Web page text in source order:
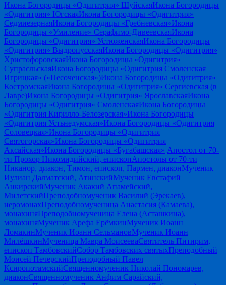
Икона Богородицы «Одигитрия» ШуйскаяИкона Богородицы
«Одигитрия» ЮгскаяИкона Богородицы «Одигитрия»
СедмиезернаяИкона Богородицы «Гребневская»Икона
Богородицы «Умиление» Серафимо-ДивеевскаяИкона
Богородицы «Одигитрия» УстюженскаяИкона Богородицы
«Одигитрия» ВыдропусскаяИкона Богородицы «Одигитрия»
ХристофоровскаяИкона Богородицы «Одигитрия»
СупрасльскаяИкона Богородицы «Одигитрия Смоленская
Игрицкая» («Песоченская»)Икона Богородицы «Одигитрия»
КостромскаяИкона Богородицы «Одигитрия» Сергиевская (в
Лавре)Икона Богородицы «Одигитрия» ЯрославскаяИкона
Богородицы «Одигитрия» СмоленскаяИкона Богородицы
«Одигитрия Кирилло-Белозерская»Икона Богородицы
«Одигитрия Устьнедумская»Икона Богородицы «Одигитрия
Соловецкая»Икона Богородицы «Одигитрия
Святогорская»Икона Богородицы «Одигитрия
Аксайская»Икона Богородицы «Бугабашская» Апостол от 70-
ти Прохор Никомидийский, епископАпостолы от 70-ти
Никанор, диакон, Тимон, епископ, Пармен, диаконМученик
Иулиан Далматский, АтинскийМученик Евстафий
АнкирскийМученик Акакий Апамейский,
МилетскийПреподобномученик Василий (Эрекаев),
иеромонахПреподобномученица Анастасия (Камаева),
монахиняПреподобномученица Елена (Асташкина),
монахиняМученик Арефа ЕрёмкинМученик Иоанн
ЛомакинМученик Иоанн СельмановМученик Иоанн
МилёшкинМученица Мавра МоисееваСвятитель Питирим,
епископ ТамбовскийСобор Тамбовских святыхПреподобный
Моисей ПечерскийПреподобный Павел
КсиропотамскийСвященномученик Николай Пономарев,
диаконСвященномученик Анфим Сарайский,